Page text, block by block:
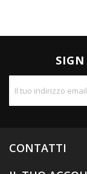
CONTATTI